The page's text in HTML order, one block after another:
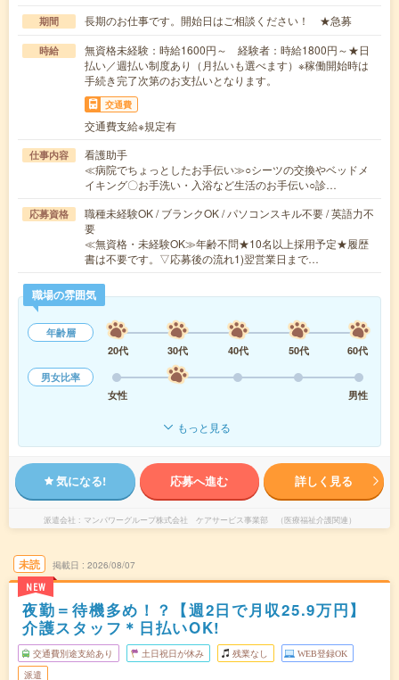
期間 長期のお仕事です。開始日はご相談ください！ ★急募
時給
無資格未経験：時給1600円～ 経験者：時給1800円～★日
払い／週払い制度あり（月払いも選べます）※稼働開始時は
手続き完了次第のお支払いとなります。
交通費
交通費支給※規定有
仕事内容
看護助手
≪病院でちょっとしたお手伝い≫○シーツの交換やベッドメ
イキング〇お手洗い・入浴など生活のお手伝い○診…
応募資格
職種未経験OK / ブランクOK / パソコンスキル不要 / 英語力不
要
≪無資格・未経験OK≫年齢不問★10名以上採用予定★履歴
書は不要です。▽応募後の流れ1)翌営業日まで…
職場の雰囲気
年齢層
20代
30代 40代 50代
60代
男女比率
女性
男性
もっと見る
気になる! 応募へ進む 詳しく見る
派遣会社 マンパワーグループ株式会社 ケアサービス事業部 （医療福祉介護関連）
未読
NEW
掲載日 2026/08/07
夜勤＝待機多め！？【週2日で月収25.9万円】
介護スタッフ＊日払いOK!
交通費別途支給あり 土日祝日が休み 残業なし WEB登録OK
派遣